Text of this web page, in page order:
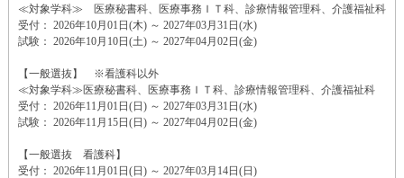
≪対象学科≫ 医療秘書科、医療事務ＩＴ科、診療情報管理科、介護福祉科
受付： 2026年10月01日(木) ～ 2027年03月31日(水)
試験： 2026年10月10日(土) ～ 2027年04月02日(金)
【一般選抜】 ※看護科以外
≪対象学科≫医療秘書科、医療事務ＩＴ科、診療情報管理科、介護福祉科
受付： 2026年11月01日(日) ～ 2027年03月31日(水)
試験： 2026年11月15日(日) ～ 2027年04月02日(金)
【一般選抜 看護科】
受付： 2026年11月01日(日) ～ 2027年03月14日(日)